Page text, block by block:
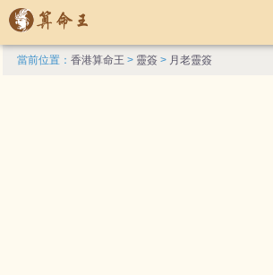
當前位置：香港算命王 > 靈簽 > 月老靈簽